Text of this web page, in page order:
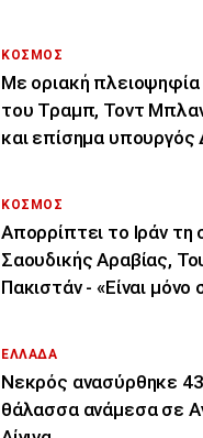
ΚΟΣΜΟΣ
Με οριακή
του Τραμπ, Τοντ
και επίσημα υπουργός
ΚΟΣΜΟΣ
Απορρίπτει το Ιράν
Σαουδικής Αραβίας,
Πακιστάν - «Είναι μόνο
ΕΛΛΑΔΑ
Νεκρός ανασύρθηκε
θάλασσα ανάμεσα σε